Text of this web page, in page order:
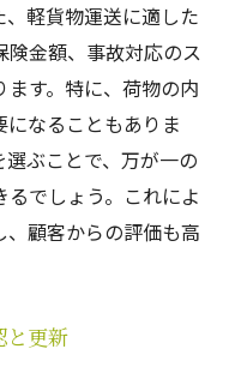
軽貨物運送に適した
金額、事故対応のス
す。特に、荷物の内
なることもありま
ぶことで、万が一の
でしょう。これによ
、顧客からの評価も高
と更新